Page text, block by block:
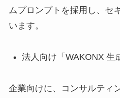
ムプロンプトを採用し、セ
います。
法人向け「WAKONX 生
企業向けに、コンサルティ